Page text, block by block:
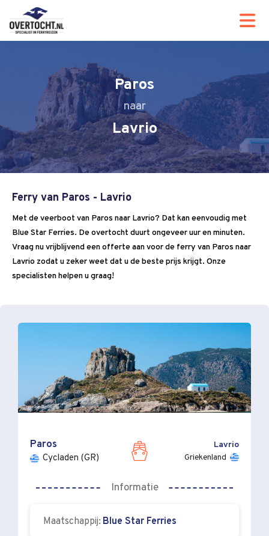
Paros
Lavrio
Paros
Cycladen (GR)
Lavrio
Griekenland
Informatie
Maatschappij: Blue Star Ferries
Ferry van Paros - Lavrio
Met de veerboot van Paros naar Lavrio? Dat kan eenvoudig met
Blue Star Ferries. De overtocht duurt ongeveer uur en minuten.
Vraag nu vrijblijvend een offerte aan voor de ferry van Paros naar
Lavrio zodat u zeker weet dat u de beste prijs krijgt. Onze
specialisten helpen u graag!